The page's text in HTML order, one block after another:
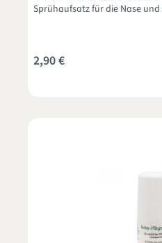
Sprühaufsatz für die Nase
2,90 €